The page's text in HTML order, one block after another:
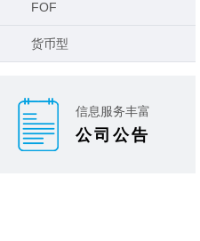
FOF
货币型
信息服务丰富
公司公告